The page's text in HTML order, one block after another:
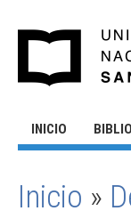
INICIO
SE ENCUENTRA
Inicio »